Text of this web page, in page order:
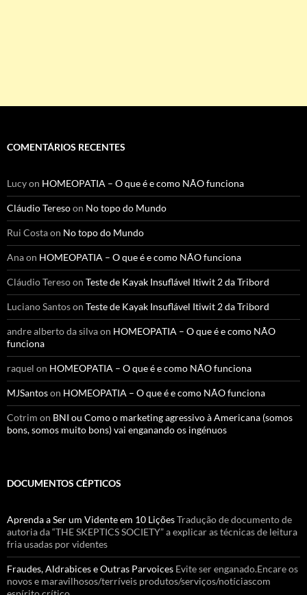
COMENTÁRIOS RECENTES
Lucyon HOMEOPATIA – O que é e como NÃO funciona
Cláudio Teresoon No topo do Mundo
Rui Costaon No topo do Mundo
Anaon HOMEOPATIA – O que é e como NÃO funciona
Cláudio Teresoon Teste de Kayak Insuflável Itiwit 2 da Tribord
Luciano Santoson Teste de Kayak Insuflável Itiwit 2 da Tribord
andre alberto da silvaon HOMEOPATIA – O que é e como NÃO
funciona
raquel on HOMEOPATIA – O que é e como NÃO funciona
MJSantoson HOMEOPATIA – O que é e como NÃO funciona
Cotrim on BNI ou Como o marketing agressivo à Americana (somos
bons, somos muito bons) vai enganando os ingénuos
DOCUMENTOS CÉPTICOS
Aprenda a Ser um Vidente em 10 LiçõesTradução de documento de
autoria da “THE SKEPTICS SOCIETY” a explicar as técnicas de leitura
fria usadas por videntes
Fraudes, Aldrabices e Outras Parvoices Evite ser enganado.Encare os
novos e maravilhosos/terríveis produtos/serviços/notíciascom